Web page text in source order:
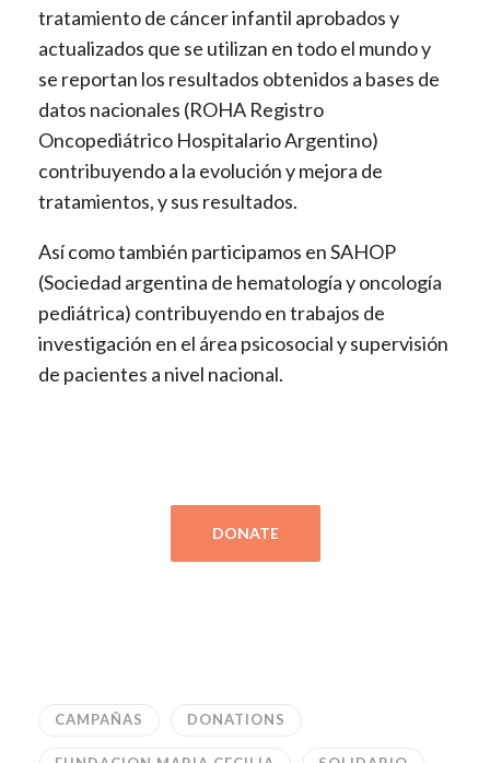
tratamiento de cáncer infantil aprobados y
actualizados que se utilizan en todo el mundo y
se reportan los resultados obtenidos a bases de
datos nacionales (ROHA Registro
Oncopediátrico Hospitalario Argentino)
contribuyendo a la evolución y mejora de
tratamientos, y sus resultados.
Así como también participamos en SAHOP
(Sociedad argentina de hematología y oncología
pediátrica) contribuyendo en trabajos de
investigación en el área psicosocial y supervisión
de pacientes a nivel nacional.
DONATE
CAMPAÑAS DONATIONS